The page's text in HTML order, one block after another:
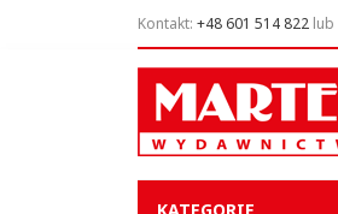
Kontakt: +48 601 514 822 lub